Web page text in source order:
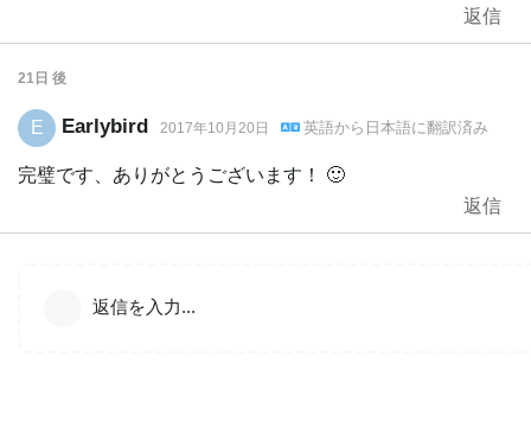
返信
21日 後
E Earlybird 2017年10月20日 英語から 日本語に翻訳済み
完璧です、ありがとうございます！ 🙂
返信
返信を入力...